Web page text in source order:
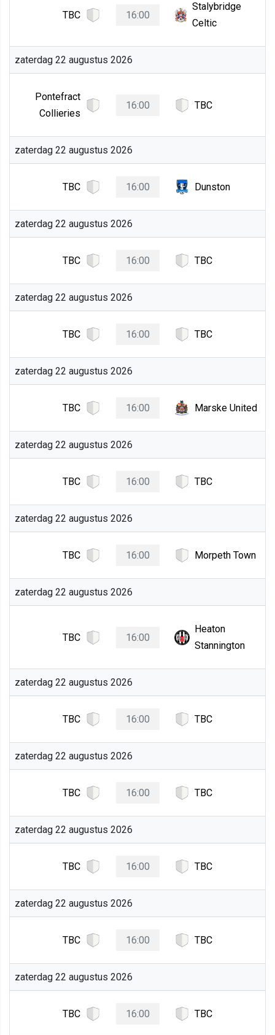
TBC 16:00
Stalybridge
Celtic
zaterdag 22 augustus 2026
Pontefract
Collieries
16:00 TBC
zaterdag 22 augustus 2026
TBC 16:00 Dunston
zaterdag 22 augustus 2026
TBC 16:00 TBC
zaterdag 22 augustus 2026
TBC 16:00 TBC
zaterdag 22 augustus 2026
TBC 16:00 Marske United
zaterdag 22 augustus 2026
TBC 16:00 TBC
zaterdag 22 augustus 2026
TBC 16:00 Morpeth Town
zaterdag 22 augustus 2026
TBC 16:00
Heaton
Stannington
zaterdag 22 augustus 2026
TBC 16:00 TBC
zaterdag 22 augustus 2026
TBC 16:00 TBC
zaterdag 22 augustus 2026
TBC 16:00 TBC
zaterdag 22 augustus 2026
TBC 16:00 TBC
zaterdag 22 augustus 2026
TBC 16:00 TBC